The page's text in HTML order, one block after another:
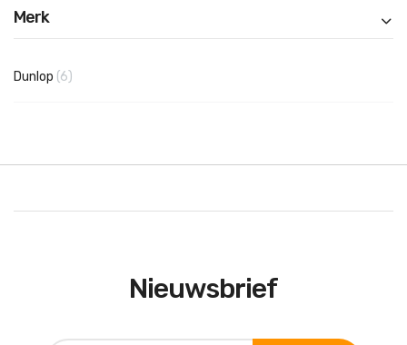
Merk
Dunlop 6producten
Nieuwsbrief